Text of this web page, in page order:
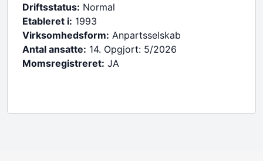
Driftsstatus: Normal
Etableret i: 1993
Virksomhedsform: Anpartsselskab
Antal ansatte: 14. Opgjort: 5/2026
Momsregistreret: JA